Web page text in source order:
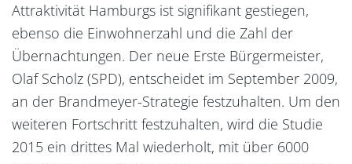
Attraktivität Hamburgs ist signifikant gestiegen,
ebenso die Einwohnerzahl und die Zahl der
Übernachtungen. Der neue Erste Bürgermeister,
Olaf Scholz (SPD), entscheidet im September 2009,
an der Brandmeyer-Strategie festzuhalten. Um den
weiteren Fortschritt festzuhalten, wird die Studie
2015 ein drittes Mal wiederholt, mit über 6000